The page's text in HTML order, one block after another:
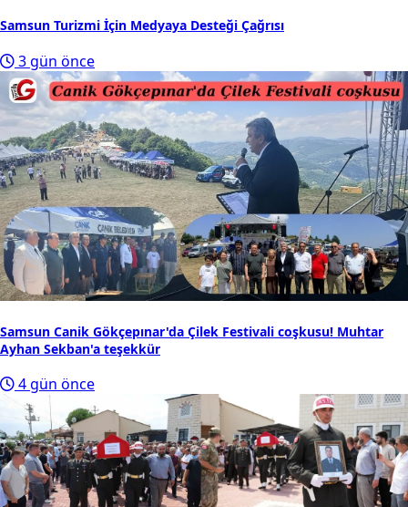
Samsun Turizmi İçin Medyaya Desteği Çağrısı
3 gün önce
Samsun Canik Gökçepınar'da Çilek Festivali coşkusu! Muhtar
Ayhan Sekban'a teşekkür
4 gün önce